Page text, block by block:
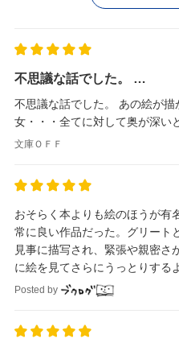
不思議な話でした。 …
不思議な話でした。 あの絵が
女・・・全てに対して奥が深い
文庫ＯＦＦ
おそらく本よりも絵のほうが有
常に良い作品だった。グリート
見事に描写され、緊張や親密さ
に絵を見てさらにうっとりする
Posted by